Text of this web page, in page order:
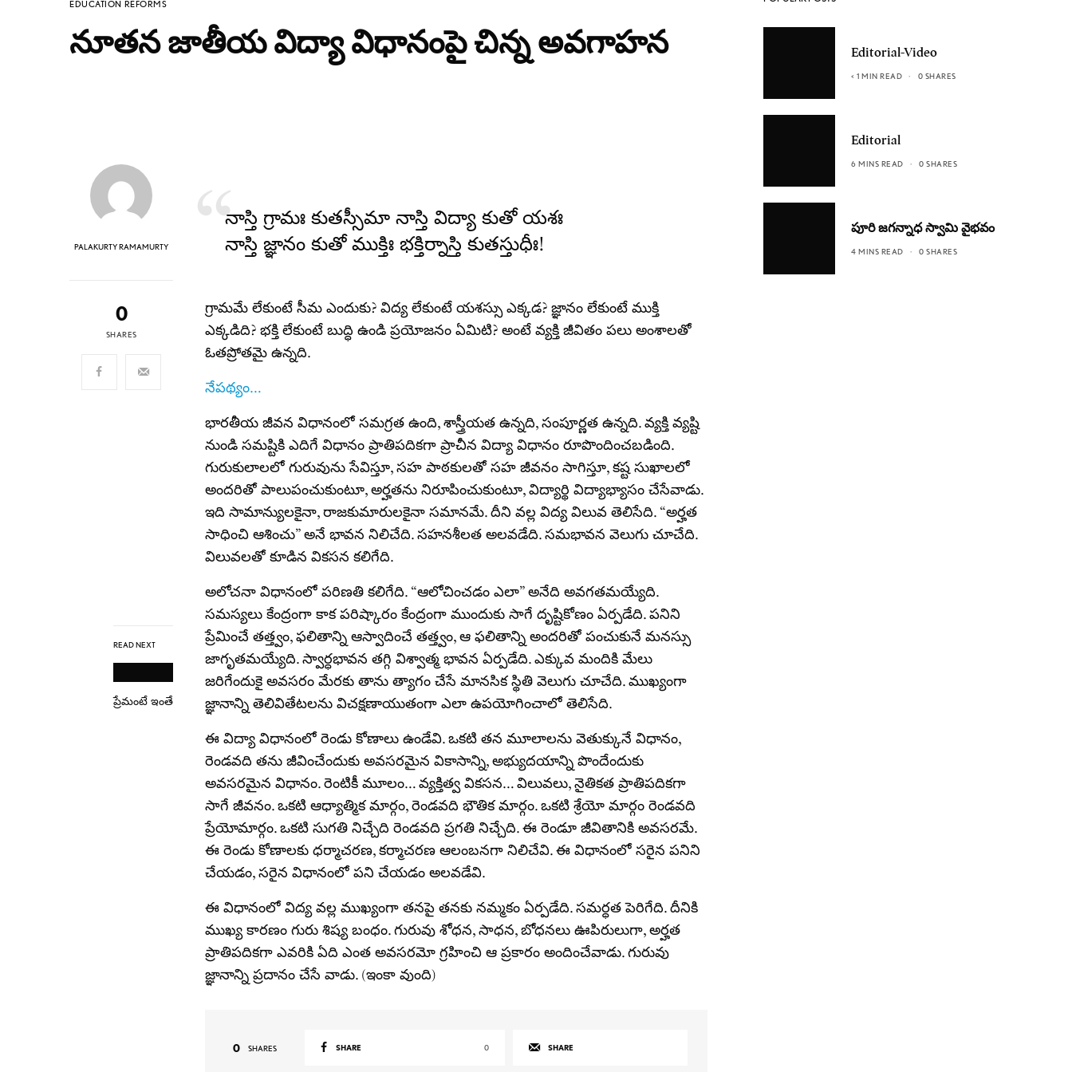
EDUCATION REFORMS
నూతన జాతీయ విద్యా విధానంపై చిన్న అవగాహన
PALAKURTY RAMAMURTY
0
SHARES
READ NEXT
ప్రేమంటే ఇంతే
నాస్తి గ్రామః కుతస్సీమా నాస్తి విద్యా కుతో యశః
నాస్తి జ్ఞానం కుతో ముక్తిః భక్తిర్నాస్తి కుతస్తుధీః!
గ్రామమే లేకుంటే సీమ ఎందుకు? విద్య లేకుంటే యశస్సు ఎక్కడ? జ్ఞానం లేకుంటే ముక్తి
ఎక్కడిది? భక్తి లేకుంటే బుద్ధి ఉండి ప్రయోజనం ఏమిటి? అంటే వ్యక్తి జీవితం పలు అంశాలతో
ఓతప్రోతమై ఉన్నది.
నేపథ్యం…
భారతీయ జీవన విధానంలో సమగ్రత ఉంది, శాస్త్రీయత ఉన్నది, సంపూర్ణత ఉన్నది. వ్యక్తి వ్యష్టి
నుండి సమష్టికి ఎదిగే విధానం ప్రాతిపదికగా ప్రాచీన విద్యా విధానం రూపొందించబడింది.
గురుకులాలలో గురువును సేవిస్తూ, సహ పాఠకులతో సహ జీవనం సాగిస్తూ, కష్ట సుఖాలలో
అందరితో పాలుపంచుకుంటూ, అర్హతను నిరూపించుకుంటూ, విద్యార్థి విద్యాభ్యాసం చేసేవాడు.
ఇది సామాన్యులకైనా, రాజకుమారులకైనా సమానమే. దీని వల్ల విద్య విలువ తెలిసేది. “అర్హత
సాధించి ఆశించు” అనే భావన నిలిచేది. సహనశీలత అలవడేది. సమభావన వెలుగు చూచేది.
విలువలతో కూడిన వికసన కలిగేది.
అలోచనా విధానంలో పరిణతి కలిగేది. “ఆలోచించడం ఎలా” అనేది అవగతమయ్యేది.
సమస్యలు కేంద్రంగా కాక పరిష్కారం కేంద్రంగా ముందుకు సాగే దృష్టికోణం ఏర్పడేది. పనిని
ప్రేమించే తత్త్వం, ఫలితాన్ని ఆస్వాదించే తత్త్వం, ఆ ఫలితాన్ని అందరితో పంచుకునే మనస్సు
జాగృతమయ్యేది. స్వార్ధభావన తగ్గి విశ్వాత్మ భావన ఏర్పడేది. ఎక్కువ మందికి మేలు
జరిగేందుకై అవసరం మేరకు తాను త్యాగం చేసే మానసిక స్థితి వెలుగు చూచేది. ముఖ్యంగా
జ్ఞానాన్ని తెలివితేటలను విచక్షణాయుతంగా ఎలా ఉపయోగించాలో తెలిసేది.
ఈ విద్యా విధానంలో రెండు కోణాలు ఉండేవి. ఒకటి తన మూలాలను వెతుక్కునే విధానం,
రెండవది తను జీవించేందుకు అవసరమైన వికాసాన్ని, అభ్యుదయాన్ని పొందేందుకు
అవసరమైన విధానం. రెంటికీ మూలం… వ్యక్తిత్వ వికసన… విలువలు, నైతికత ప్రాతిపదికగా
సాగే జీవనం. ఒకటి ఆధ్యాత్మిక మార్గం, రెండవది భౌతిక మార్గం. ఒకటి శ్రేయో మార్గం రెండవది
ప్రేయోమార్గం. ఒకటి సుగతి నిచ్చేది రెండవది ప్రగతి నిచ్చేది. ఈ రెండూ జీవితానికి అవసరమే.
ఈ రెండు కోణాలకు ధర్మాచరణ, కర్మాచరణ ఆలంబనగా నిలిచేవి. ఈ విధానంలో సరైన పనిని
చేయడం, సరైన విధానంలో పని చేయడం అలవడేవి.
ఈ విధానంలో విద్య వల్ల ముఖ్యంగా తనపై తనకు నమ్మకం ఏర్పడేది. సమర్ధత పెరిగేది. దీనికి
ముఖ్య కారణం గురు శిష్య బంధం. గురువు శోధన, సాధన, బోధనలు ఊపిరులుగా, అర్హత
ప్రాతిపదికగా ఎవరికి ఏది ఎంత అవసరమో గ్రహించి ఆ ప్రకారం అందించేవాడు. గురువు
జ్ఞానాన్ని ప్రదానం చేసే వాడు. (ఇంకా వుంది)
0 SHARES SHARE 0 SHARE
Editorial-Video
< 1 MIN READ 0 SHARES
Editorial
6 MINS READ 0 SHARES
పూరి జగన్నాధ స్వామి వైభవం
4 MINS READ 0 SHARES